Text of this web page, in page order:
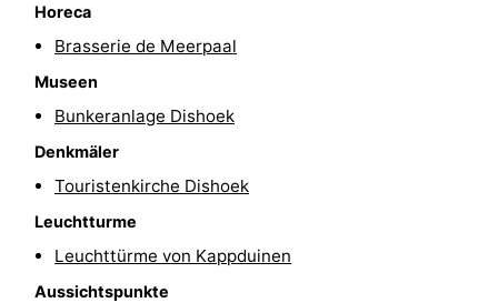
Sehen
Denkmäler
Horeca
Brasserie de Meerpaal
Museen
Bunkeranlage Dishoek
Denkmäler
Touristenkirche Dishoek
Leuchtturme
Leuchttürme von Kappduinen
Aussichtspunkte